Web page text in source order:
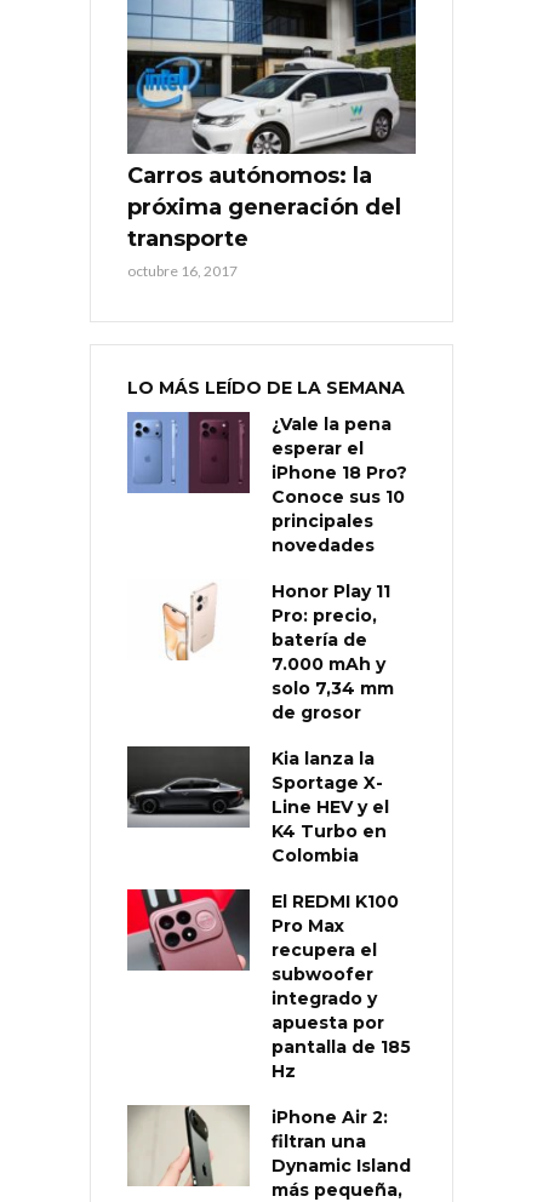
Carros autónomos: la
próxima generación del
transporte
octubre 16, 2017
LO MÁS LEÍDO DE LA SEMANA
¿Vale la pena
esperar el
iPhone 18 Pro?
Conoce sus 10
principales
novedades
Honor Play 11
Pro: precio,
batería de
7.000 mAh y
solo 7,34 mm
de grosor
Kia lanza la
Sportage X-
Line HEV y el
K4 Turbo en
Colombia
El REDMI K100
Pro Max
recupera el
subwoofer
integrado y
apuesta por
pantalla de 185
Hz
iPhone Air 2:
filtran una
Dynamic Island
más pequeña,